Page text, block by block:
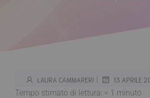
LAURA CAMMARERI | 13 APRILE
Tempo stimato di lettura: < 1 minuto